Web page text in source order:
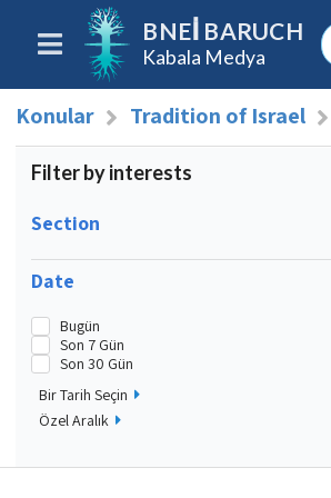
BNEI BARUCH
Kabala Medya
Konular Tradition of Israel
Filter by interests
Section
Date
Bugün
Son 7 Gün
Son 30 Gün
Bir Tarih Seçin
Özel Aralık